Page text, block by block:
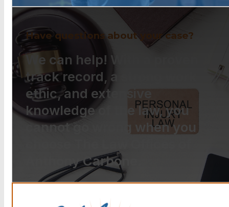
Have questions about your case?
We can help! With a proven
track record, a strong work
ethic, and extensive
knowledge of the law, you
cannot go wrong when you
Anthony Carbone.